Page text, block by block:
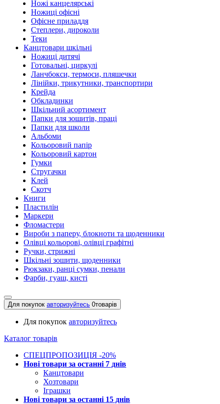
Ножі канцелярські
Ножиці офісні
Офісне приладдя
Степлери, дироколи
Теки
Канцтовари шкільні
Ножиці дитячі
Готовальні, циркулі
Ланчбокси, термоси, пляшечки
Лінійки, трикутники, транспортири
Крейда
Обкладинки
Шкільний асортимент
Папки для зошитів, праці
Папки для школи
Альбоми
Кольоровий папір
Кольоровий картон
Гумки
Стругачки
Клей
Скотч
Книги
Пластилін
Маркери
Фломастери
Вироби з паперу, блокноти та щоденники
Олівці кольорові, олівці графітні
Ручки, стрижні
Шкільні зошити, щоденники
Рюкзаки, ранці сумки, пенали
Фарби, гуаш, кисті
Для покупок авторизуйтесь 0товарів
Для покупок авторизуйтесь
Каталог товарів
СПЕЦПРОПОЗИЦІЯ -20%
Нові товари за останнi 7 днiв
Канцтовари
Хозтовари
Іграшки
Нові товари за останнi 15 днiв